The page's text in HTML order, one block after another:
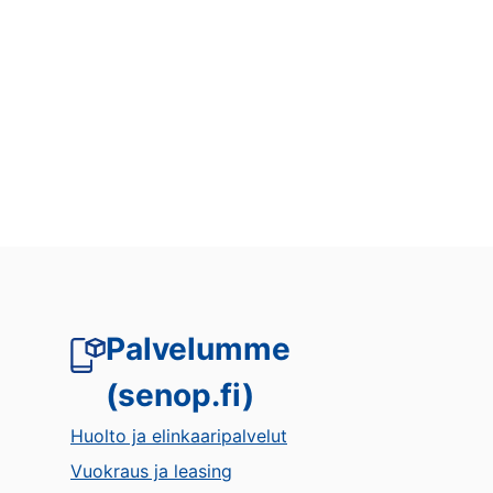
Palvelumme
(senop.fi)
Huolto ja elinkaaripalvelut
Vuokraus ja leasing